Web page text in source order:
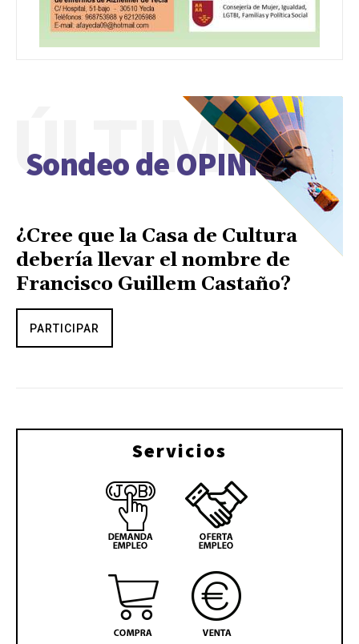
Sondeo de OPINIÓN
ÚLTIMO
¿Cree que la Casa de Cultura
debería llevar el nombre de
Francisco Guillem Castaño?
PARTICIPAR
Servicios